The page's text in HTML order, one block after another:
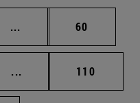
... Páginas intermedias
Página
60
... Páginas intermedias
Página
110